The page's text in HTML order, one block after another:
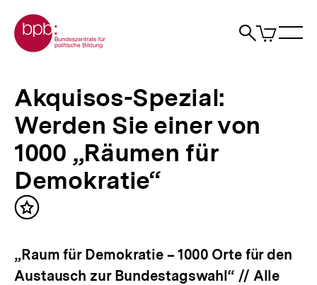
zum
Seiteninhalt
springen
Zur Startseite der bpb
Suche
Artikel
im
Spezial:
Werden
Sie
einer
von
1000
„Räumen
Demokratie“
Akquisos-Spezial:
Werden Sie einer von
1000 „Räumen für
Demokratie“
Inhalt
„Raum für Demokratie – 1000 Orte für den
Austausch zur Bundestagswahl“ // Alle